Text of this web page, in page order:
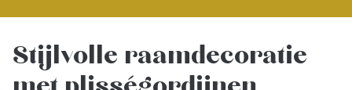
Stijlvolle raamdecoratie